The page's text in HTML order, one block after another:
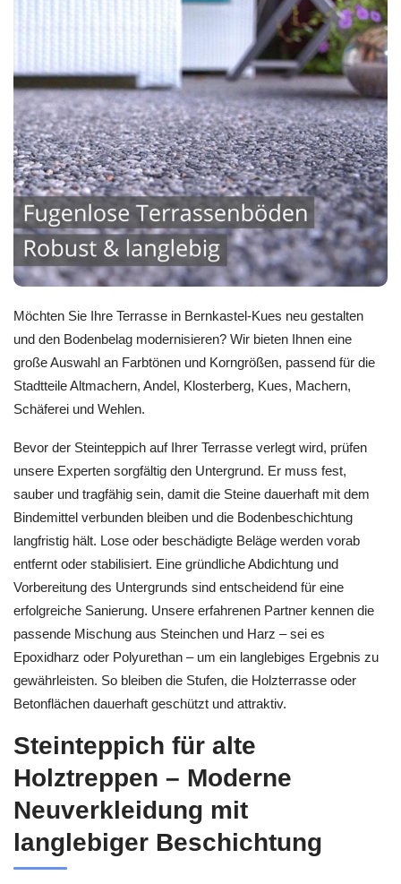
Möchten Sie Ihre Terrasse in Bernkastel-Kues neu gestalten
und den Bodenbelag modernisieren? Wir bieten Ihnen eine
große Auswahl an Farbtönen und Korngrößen, passend für die
Stadtteile Altmachern, Andel, Klosterberg, Kues, Machern,
Schäferei und Wehlen.
Bevor der Steinteppich auf Ihrer Terrasse verlegt wird, prüfen
unsere Experten sorgfältig den Untergrund. Er muss fest,
sauber und tragfähig sein, damit die Steine dauerhaft mit dem
Bindemittel verbunden bleiben und die Bodenbeschichtung
langfristig hält. Lose oder beschädigte Beläge werden vorab
entfernt oder stabilisiert. Eine gründliche Abdichtung und
Vorbereitung des Untergrunds sind entscheidend für eine
erfolgreiche Sanierung. Unsere erfahrenen Partner kennen die
passende Mischung aus Steinchen und Harz – sei es
Epoxidharz oder Polyurethan – um ein langlebiges Ergebnis zu
gewährleisten. So bleiben die Stufen, die Holzterrasse oder
Betonflächen dauerhaft geschützt und attraktiv.
Steinteppich für alte
Holztreppen – Moderne
Neuverkleidung mit
langlebiger Beschichtung